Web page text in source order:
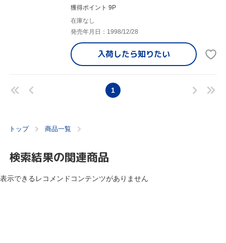
獲得ポイント 9P
在庫なし
発売年月日：1998/12/28
入荷したら知りたい
1
トップ 商品一覧
検索結果の関連商品
表示できるレコメンドコンテンツがありません